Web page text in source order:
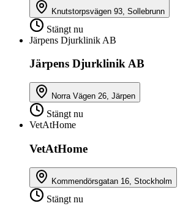
Knutstorpsvägen 93, Sollebrunn
Stängt nu
Järpens Djurklinik AB
Järpens Djurklinik AB
Norra Vägen 26, Järpen
Stängt nu
VetAtHome
VetAtHome
Kommendörsgatan 16, Stockholm
Stängt nu